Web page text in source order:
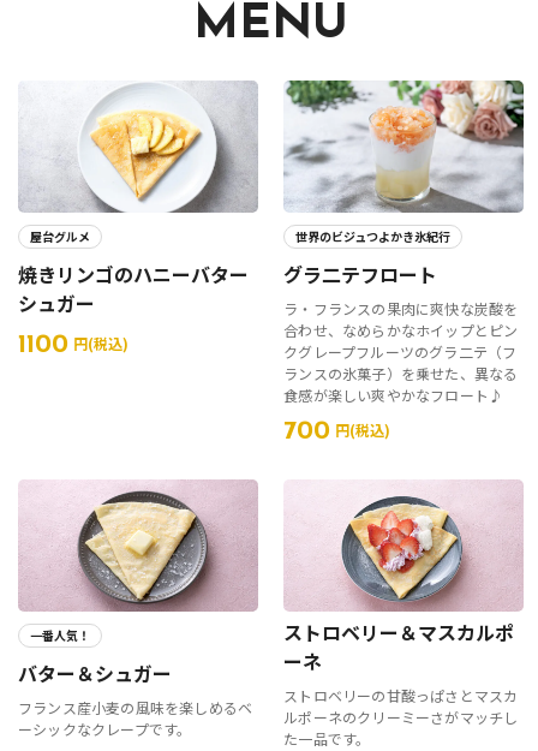
プライバシーポリシー
MENU
屋台グルメ
焼きリンゴのハニーバター
シュガー
1100 円(税込)
世界のビジュつよかき氷紀行
グラ二テフロート
ラ・フランスの果肉に爽快な炭酸を
合わせ、なめらかなホイップとピン
クグレープフルーツのグラ二テ（フ
ランスの氷菓子）を乗せた、異なる
食感が楽しい爽やかなフロート♪
700 円(税込)
一番人気！
バター＆シュガー
フランス産小麦の風味を楽しめるベ
ーシックなクレープです。
ストロベリー＆マスカルポ
ーネ
ストロベリーの甘酸っぱさとマスカ
ルポーネのクリーミーさがマッチし
た一品です。